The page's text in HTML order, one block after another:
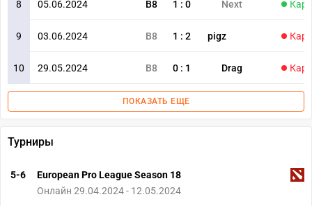
8 05.06.2024 B8 Next
1 : 0
9 03.06.2024 B8 pigz
1 : 2
10 29.05.2024 B8 Drag
0 : 1
ПОКАЗАТЬ ЕЩЕ
Турниры
5-6
European Pro League Season 18
Онлайн 29.04.2024 - 12.05.2024